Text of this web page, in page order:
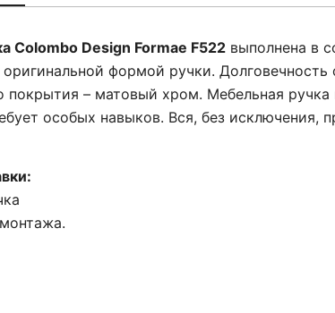
Colombo Design Formae F522 выполнена в
формой ручки. Долговечность
покрытия – матовый хром. Мебельная
особых навыков. Вся, без